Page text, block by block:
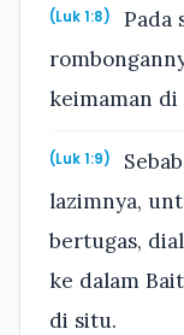
(Luk 1:8)
Pada
keimaman di
(Luk 1:9)
lazimnya,
bertugas,
ke dalam
di situ.